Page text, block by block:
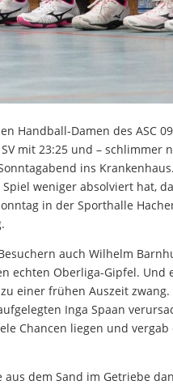
Handball-Damen des ASC
mit 23:25 und – schlimmer
ins
weniger absolviert hat,
in der Sporthalle
auch Wilhelm
echten Oberliga-Gipfel. Und
einer frühen Auszeit
Inga Spaan
Chancen liegen und
dem Sand im Getriebe